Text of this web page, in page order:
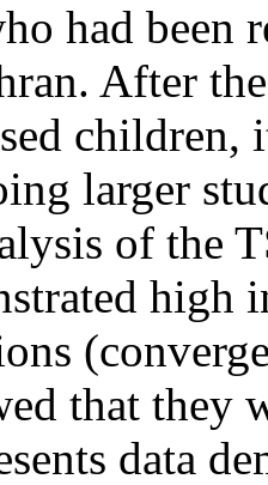
had been
After
children,
larger
of the
high
that they
data